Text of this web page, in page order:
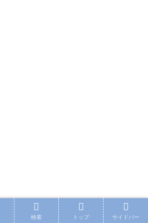
検索 トップ サイドバー